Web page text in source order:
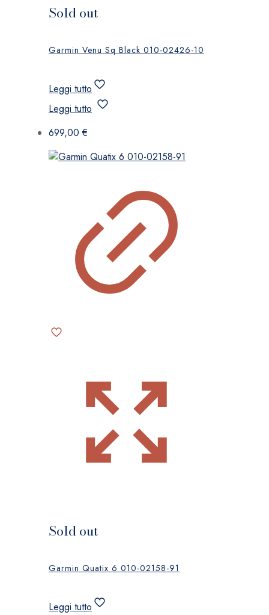
Sold out
Garmin Venu Sq Black 010-02426-10
Leggi tutto
Leggi tutto
699,00€
Sold out
Garmin Quatix 6 010-02158-91
Leggi tutto